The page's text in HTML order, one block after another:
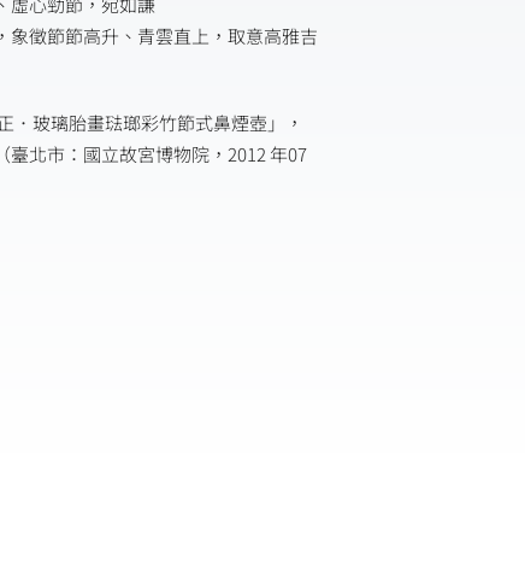
象徵節節高升、青雲直上，取意高雅吉
玻璃胎畫琺瑯彩竹節式鼻煙壺」，
臺北市：國立故宮博物院，2012 年07